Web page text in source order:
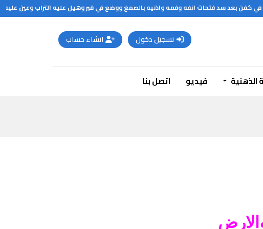
بعد سد فتحات انفه وفمه واذنيه بالصمغ ووضع في قبر وهيل عليه التراب وعين عليه
تسجيل دخول انشاء حساب
الذهنية فيديو اتصل بنا